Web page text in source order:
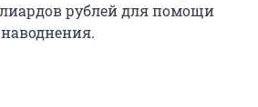
рублей для помощи